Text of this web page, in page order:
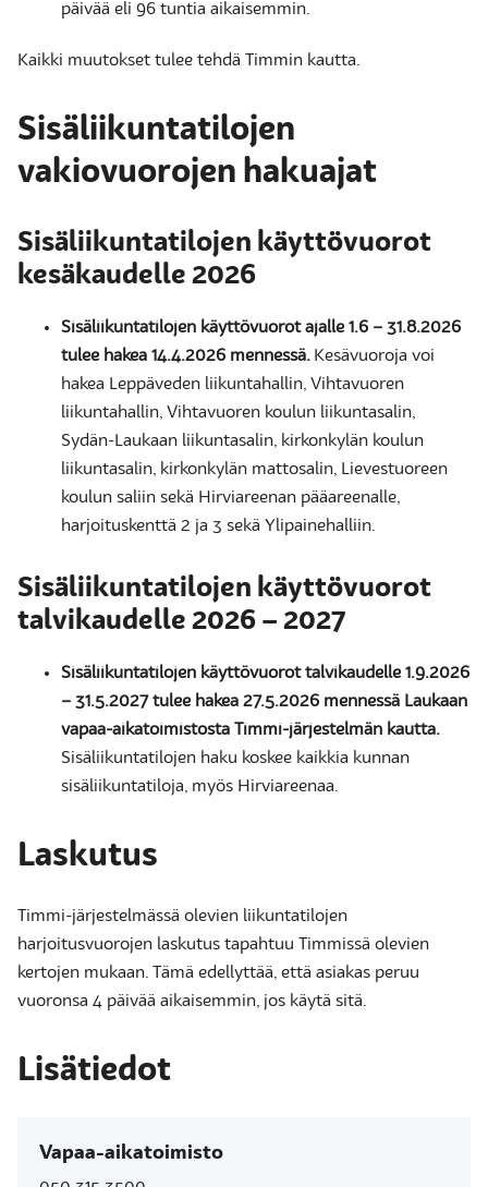
päivää eli 96 tuntia aikaisemmin.
Kaikki muutokset tulee tehdä Timmin kautta.
Sisäliikuntatilojen
vakiovuorojen hakuajat
Sisäliikuntatilojen käyttövuorot
kesäkaudelle 2026
Sisäliikuntatilojen käyttövuorot ajalle 1.6 – 31.8.2026
tulee hakea 14.4.2026 mennessä. Kesävuoroja voi
hakea Leppäveden liikuntahallin, Vihtavuoren
liikuntahallin, Vihtavuoren koulun liikuntasalin,
Sydän-Laukaan liikuntasalin, kirkonkylän koulun
liikuntasalin, kirkonkylän mattosalin, Lievestuoreen
koulun saliin sekä Hirviareenan pääareenalle,
harjoituskenttä 2 ja 3 sekä Ylipainehalliin.
Sisäliikuntatilojen käyttövuorot
talvikaudelle 2026 – 2027
Sisäliikuntatilojen käyttövuorot talvikaudelle 1.9.2026
– 31.5.2027 tulee hakea 27.5.2026 mennessä Laukaan
vapaa-aikatoimistosta Timmi-järjestelmän kautta.
Sisäliikuntatilojen haku koskee kaikkia kunnan
sisäliikuntatiloja, myös Hirviareenaa.
Laskutus
Timmi-järjestelmässä olevien liikuntatilojen
harjoitusvuorojen laskutus tapahtuu Timmissä olevien
kertojen mukaan. Tämä edellyttää, että asiakas peruu
vuoronsa 4 päivää aikaisemmin, jos käytä sitä.
Lisätiedot
Vapaa-aikatoimisto